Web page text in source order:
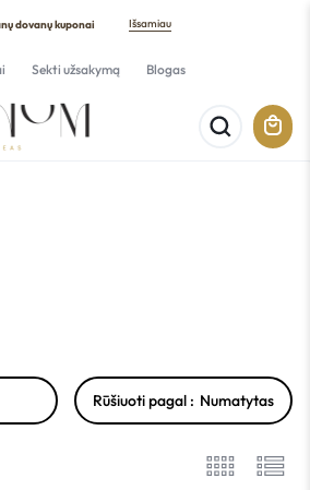
dovanų kuponai Išsamiau
Sekti užsakymą Blogas
Rūšiuoti pagal : Numatytas